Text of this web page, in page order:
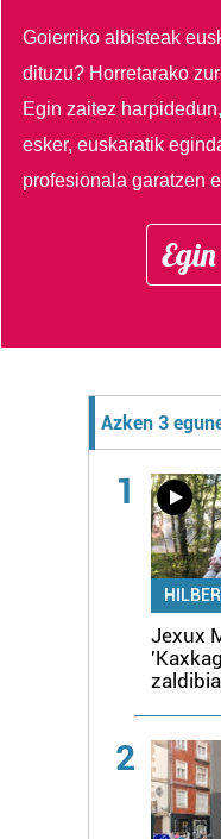
Goierriko albisteak
dituzu? Horretarako
Egin zaitez
esker, euskaratik
profesionala garatzen
Azken 3
1
Jexux
2